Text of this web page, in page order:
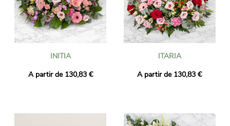
INITIA
A partir de 130,83 €
ITARIA
A partir de 130,83 €